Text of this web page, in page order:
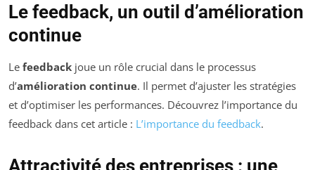
Le feedback, un outil d’amélioration
continue
Le feedback joue un rôle crucial dans le processus
d’amélioration continue. Il permet d’ajuster les stratégies
et d’optimiser les performances. Découvrez l’importance du
feedback dans cet article : L’importance du feedback.
Attractivité des entreprises : une